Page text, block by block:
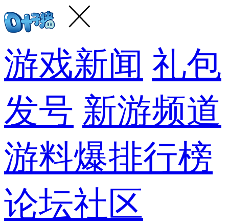
游戏新闻 礼包
发号 新游频道
游料爆排行榜
论坛社区